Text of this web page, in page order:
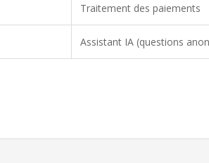
Traitement des paiements
Assistant IA (questions